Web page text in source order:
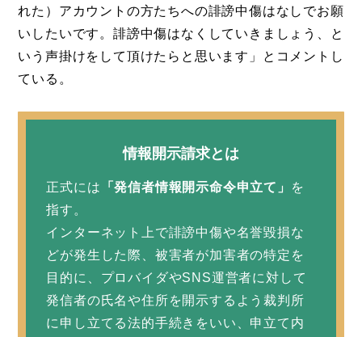
れた）アカウントの方たちへの誹謗中傷はなしでお願
いしたいです。誹謗中傷はなくしていきましょう、と
いう声掛けをして頂けたらと思います」とコメントし
ている。
情報開示請求とは
正式には 「発信者情報開示命令申立て」
を
指す。
インターネット上で誹謗中傷や名誉毀損な
どが発生した際、被害者が加害者の特定を
目的に、プロバイダやSNS運営者に対して
発信者の氏名や住所を開示するよう裁判所
に申し立てる法的手続きをいい、申立て内